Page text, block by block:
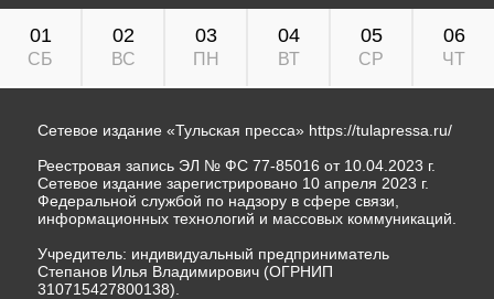
01
СБ
02
ВС
03
ПН
04
ВТ
05
СР
06
ЧТ
Сетевое издание «Тульская пресса» https://tulapressa.ru/
Реестровая запись ЭЛ № ФС 77-85016 от 10.04.2023 г.
Сетевое издание зарегистрировано 10 апреля 2023 г.
Федеральной службой по надзору в сфере связи,
информационных технологий и массовых коммуникаций.
Учредитель: индивидуальный предприниматель
Степанов Илья Владимирович (ОГРНИП
310715427800138).